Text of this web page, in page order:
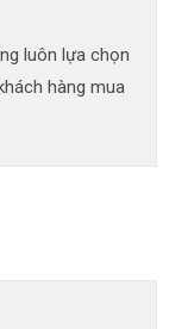
luôn lựa chọn
hàng mua